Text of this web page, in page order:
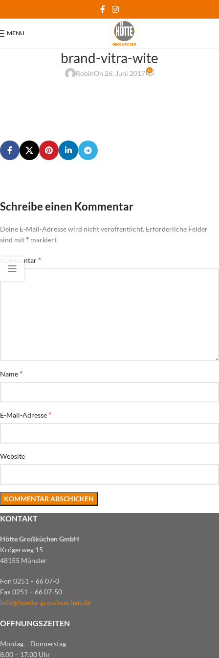
MENU
brand-vitra-wite
RobinOn 26. Juni 2017 0
Schreibe einen Kommentar
Deine E-Mail-Adresse wird nicht veröffentlicht. Erforderliche Felder
sind mit * markiert
Kommentar *
Name *
E-Mail-Adresse *
Website
KONTAKT
Hötte Großküchen GmbH
Krögerweg 15
48155 Münster
Fon 0251 – 66 07-0
Fax 0251 – 66 07-50
info@hoette-grosskuechen.de
ÖFFNUNGSZEITEN
Montag – Donnerstag
8.00 – 17.00 Uhr